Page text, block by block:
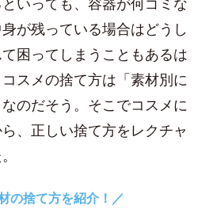
が残っている場合はどうし
困ってしまうこともあるは
スメの捨て方は「素材別に
のだそう。そこでコスメに
、正しい捨て方をレクチャ
の捨て方を紹介！／